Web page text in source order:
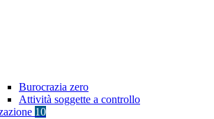
Burocrazia zero
Attività soggette a controllo
10